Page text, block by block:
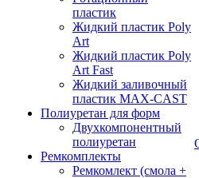
пластик
Жидкий пластик Poly
Art
Жидкий пластик Poly
Art Fast
Жидкий заливочный
пластик MAX-CAST
Полиуретан для форм
Двухкомпонентный
полиуретан
Ремкомплекты
Ремкомлект (смола +